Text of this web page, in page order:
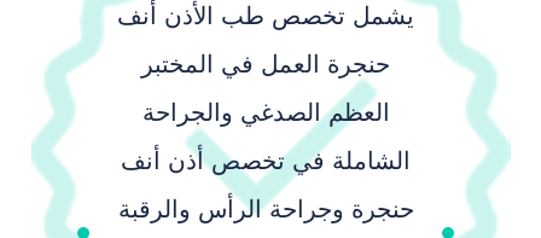
يشمل تخصص طب الأذن أنف
حنجرة العمل في المختبر
العظم الصدغي والجراحة
الشاملة في تخصص أذن أنف
حنجرة وجراحة الرأس والرقبة